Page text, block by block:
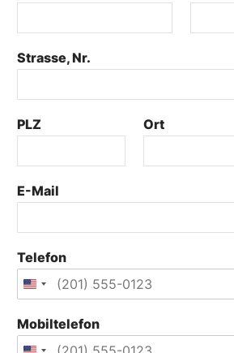
Strasse, Nr.
PLZ Ort
E-Mail
Telefon
Mobiltelefon